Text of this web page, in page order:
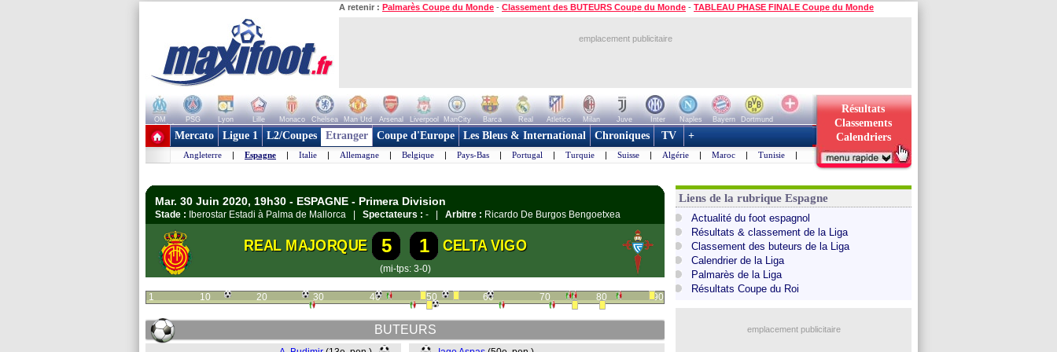
A retenir : Palmarès Coupe du Monde - Classement des BUTEURS Coupe du Monde - TABLEAU PHASE FINALE Coupe du Monde
emplacement publicitaire
OM PSG Lyon Lille Monaco Chelsea Man Utd Arsenal Liverpool ManCity Barca Real Atletico Milan Juve Inter Naples Bayern
Dortmund
+ de clubs
Résultats
Classements
Calendriers
Mercato Ligue 1 L2/Coupes Etranger Coupe d'Europe Les Bleus & International Chroniques TV +
Angleterre | Espagne | Italie | Allemagne | Belgique | Pays-Bas | Portugal | Turquie | Suisse | Algérie | Maroc | Tunisie |
Mar. 30 Juin 2020, 19h30 - ESPAGNE - Primera Division
Stade : Iberostar Estadi à Palma de Mallorca | Spectateurs : - | Arbitre : Ricardo De Burgos Bengoetxea
REAL MAJORQUE 5 1 CELTA VIGO
(mi-tps: 3-0)
1 10 20 30 40 50 60 70 80 90
BUTEURS
Liens de la rubrique Espagne
Actualité du foot espagnol
Résultats & classement de la Liga
Classement des buteurs de la Liga
Calendrier de la Liga
Palmarès de la Liga
Résultats Coupe du Roi
emplacement publicitaire